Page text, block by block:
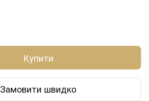
Купити
Замовити швидко